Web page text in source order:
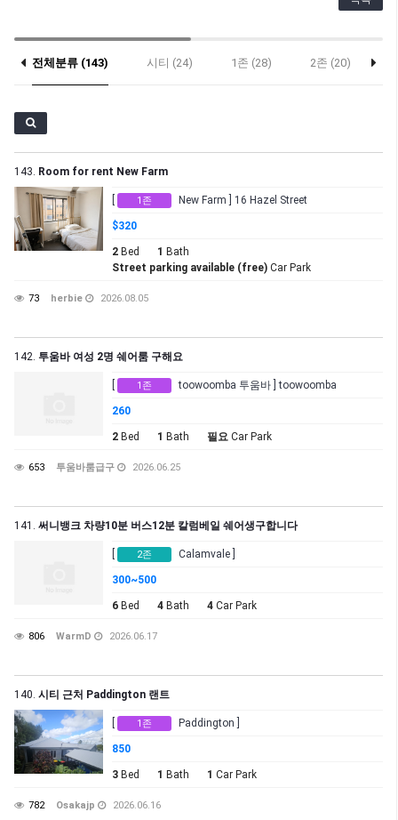
전체분류 (143) 시티 (24) 1존 (28) 2존 (20)
143. Room for rent New Farm
1존 New Farm ] 16 Hazel Street
$320
2 Bed 1 Bath
Street parking available (free) Car Park
73 herbie 2026.08.05
142. 투움바 여성 2명 쉐어룸 구해요
1존 toowoomba 투움바 ] toowoomba
260
2 Bed 1 Bath 필요 Car Park
653 투움바룸급구 2026.06.25
141. 써니뱅크 차량10분 버스12분 칼럼베일 쉐어생구합니다
2존 Calamvale ]
300~500
6 Bed 4 Bath 4 Car Park
806 WarmD 2026.06.17
140. 시티 근처 Paddington 랜트
1존 Paddington ]
850
3 Bed 1 Bath 1 Car Park
782 Osakajp 2026.06.16